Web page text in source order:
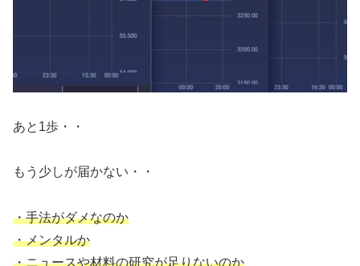
あと1歩・・
もう少しが届かない・・
・手法がダメなのか
・メンタルか
・ニュースや材料の研究が足りないのか